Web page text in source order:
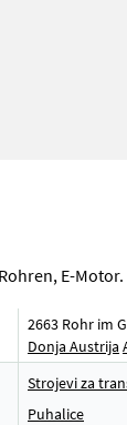
E-Motor.
2663 Rohr im
Donja Austrija
Strojevi za
Puhalice